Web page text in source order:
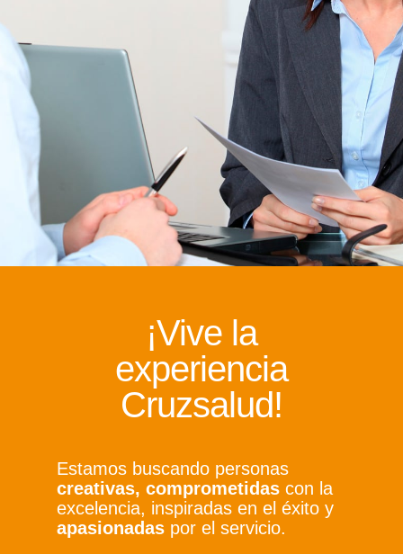
¡Vive la
experiencia
Cruzsalud!
Estamos buscando personas
creativas, comprometidascon la
excelencia, inspiradas en el éxito y
apasionadaspor el servicio.